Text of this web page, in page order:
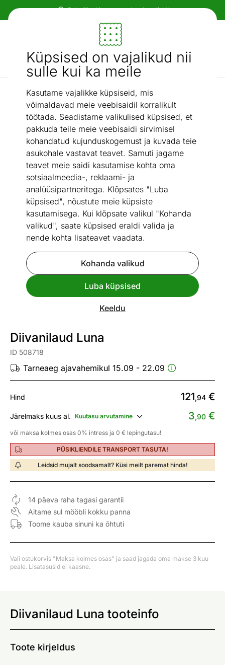
Küpsised on vajalikud nii
sulle kui ka meile
Kasutame vajalikke küpsiseid, mis
võimaldavad meie veebisaidil korralikult
töötada. Seadistame valikulised küpsised, et
pakkuda teile meie veebisaidi sirvimisel
kohandatud kujunduskogemust ja kuvada teie
asukohale vastavat teavet. Samuti jagame
teavet meie saidi kasutamise kohta oma
sotsiaalmeedia-, reklaami- ja
analüüsipartneritega. Klõpsates "Luba
küpsised", nõustute meie küpsiste
kasutamisega. Kui klõpsate valikul "Kohanda
valikud", saate küpsised eraldi valida ja
nende kohta lisateavet vaadata.
Kohanda valikud
Luba küpsised
Keeldu
Paindlikud ja mugavad makseviisid!
Mööbel ja sisustus - ON24
Otsi...
AI otsing
Ovaalne Diivanilaud Luna
Vaata sarnaseid
Diivanilaud Luna
ID 508718
Tarneaeg ajavahemikul 15.09 - 22.09
Hind 121,94 €
Järelmaks kuus al. Kuutasu arvutamine 3,90 €
või maksa kolmes osas 0% intress ja 0 € lepingutasu!
PÜSIKLIENDILE TRANSPORT TASUTA!
Leidsid mujalt soodsamalt? Küsi meilt paremat hinda!
14 päeva raha tagasi garantii
Aitame sul mööbli kokku panna
Toome kauba sinuni ka õhtuti
Vali ostukorvis "Maksa kolmes osas" ja saad jagada oma makse 3 kuu
peale. Lisatasusid ei kaasne.
Diivanilaud Luna tooteinfo
Toote kirjeldus